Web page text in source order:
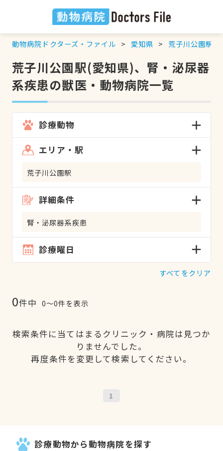
動物病院ドクターズ・ファイル 愛知県 荒子川公園駅
荒子川公園駅(愛知県)、腎・泌尿器
系疾患の獣医・動物病院一覧
診療動物
エリア・駅
荒子川公園駅
詳細条件
腎・泌尿器系疾患
診療曜日
すべてをクリア
0件中 0〜0件を表示
検索条件に当てはまるクリニック・病院は見つか
りませんでした。
再度条件を変更して検索してください。
1
診療動物から動物病院を探す